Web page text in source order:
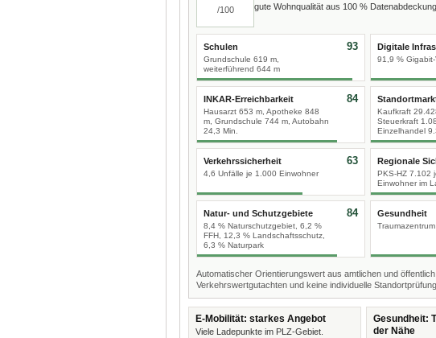
/100 gute Wohnqualität aus 100 % Datenabdeckung.
Schulen
Grundschule 619 m,
weiterführend 644 m
93 Digitale
91,9 %
INKAR-Erreichbarkeit
Hausarzt 653 m, Apotheke 848
m, Grundschule 744 m, Autobahn
24,3 Min.
84
Kaufkraft
Steuerkraft
Einzelhandel
Verkehrssicherheit
4,6 Unfälle je 1.000 Einwohner
63 Regionale
PKS-HZ 7.102
Einwohner im
Natur- und Schutzgebiete
8,4 % Naturschutzgebiet, 6,2 %
FFH, 12,3 % Landschaftsschutz,
6,3 % Naturpark
84 Gesundheit
Automatischer Orientierungswert aus amtlichen und
Verkehrswertgutachten und keine individuelle Standortprüfung.
E-Mobilität: starkes Angebot
Viele Ladepunkte im PLZ-Gebiet.
Gesundheit:
der Nähe